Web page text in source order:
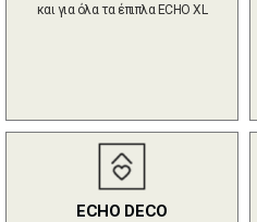
και για όλα τα έπιπλα ECHO XL
ECHO DECO